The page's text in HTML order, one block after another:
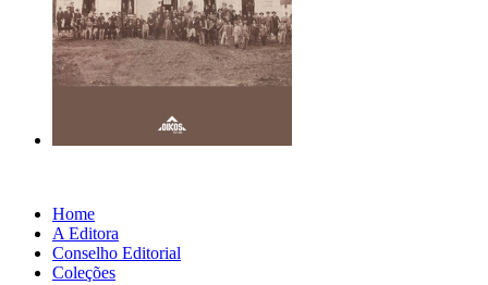
Home
A Editora
Conselho Editorial
Coleções